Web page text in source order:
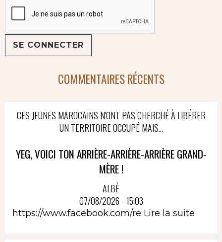
COMMENTAIRES RÉCENTS
CES JEUNES MAROCAINS N'ONT PAS CHERCHÉ À LIBÉRER
UN TERRITOIRE OCCUPÉ MAIS...
YEG, VOICI TON ARRIÈRE-ARRIÈRE-ARRIÈRE GRAND-
MÈRE !
ALBÈ
07/08/2026 - 15:03
https://www.facebook.com/re Lire la suite